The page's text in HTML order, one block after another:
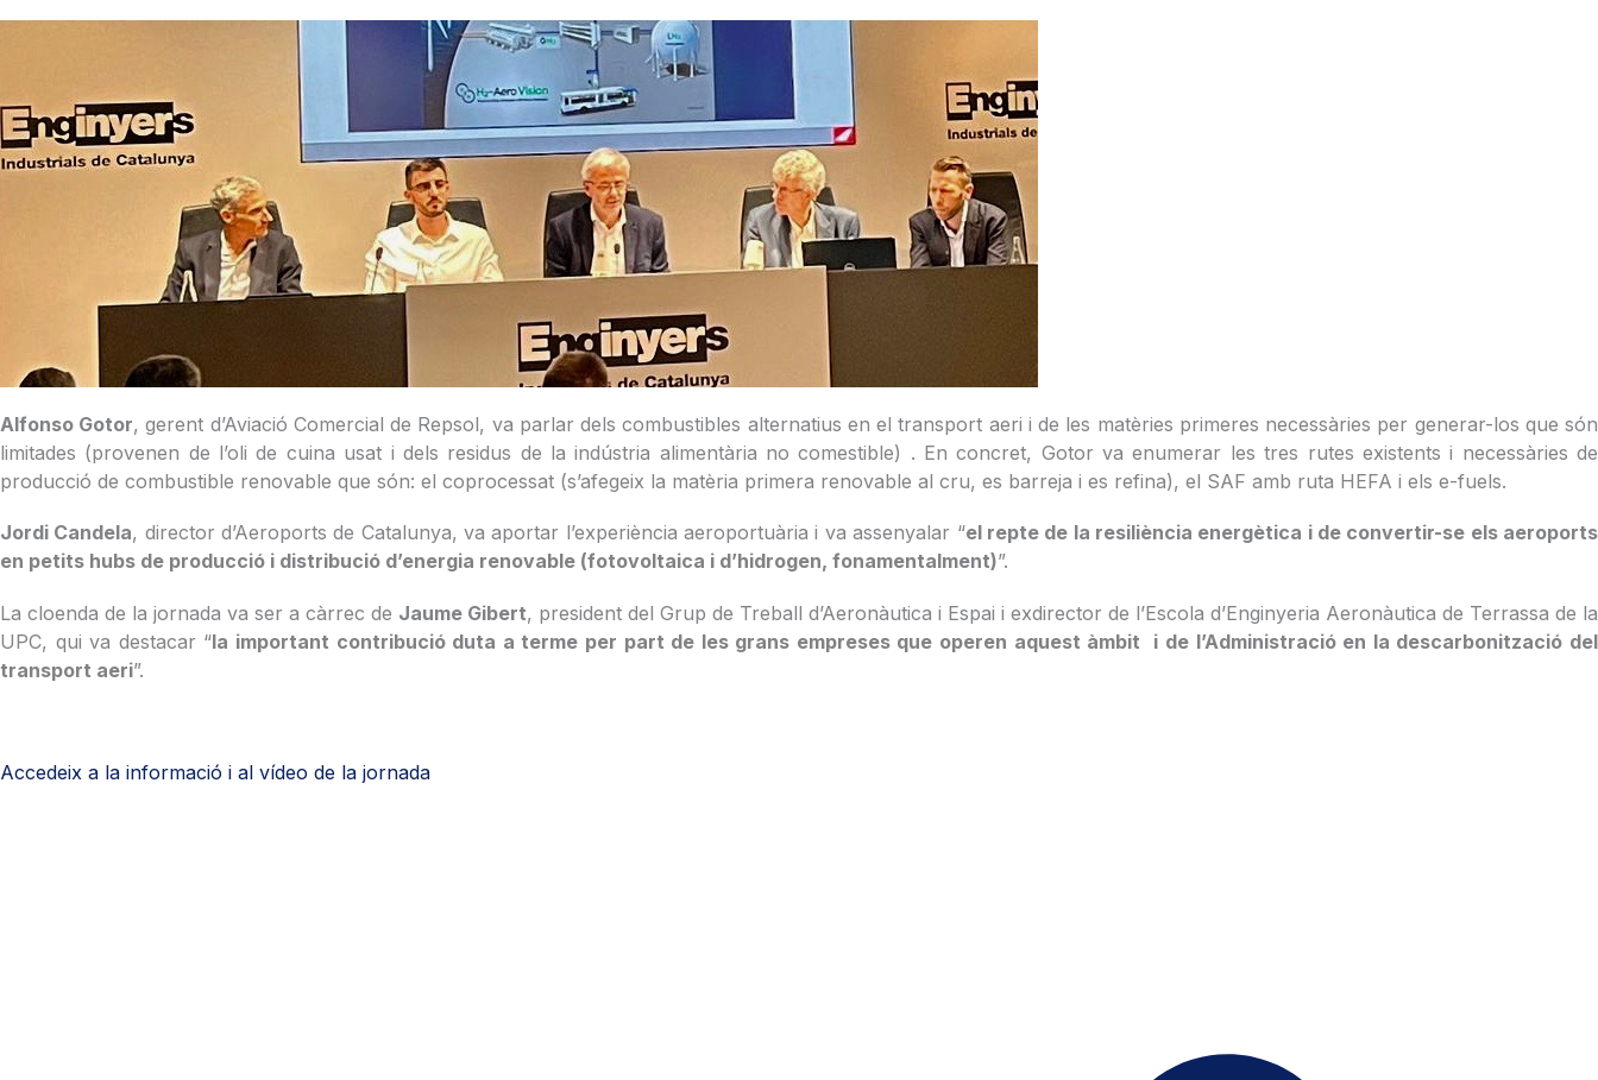
Alfonso Gotor, gerent d’Aviació Comercial de Repsol, va parlar dels combustibles alternatius en el transport aeri i de les matèries primeres necessàries per generar-los que són
limitades (provenen de l’oli de cuina usat i dels residus de la indústria alimentària no comestible) . En concret, Gotor va enumerar les tres rutes existents i necessàries de
producció de combustible renovable que són: el coprocessat (s’afegeix la matèria primera renovable al cru, es barreja i es refina), el SAF amb ruta HEFA i els e-fuels.
Jordi Candela, director d’Aeroports de Catalunya, va aportar l’experiència aeroportuària i va assenyalar “el repte de la resiliència energètica i de convertir-se els aeroports
en petits hubs de producció i distribució d’energia renovable (fotovoltaica i d’hidrogen, fonamentalment)”.
La cloenda de la jornada va ser a càrrec de Jaume Gibert, president del Grup de Treball d’Aeronàutica i Espai i exdirector de l’Escola d’Enginyeria Aeronàutica de Terrassa de la
UPC, qui va destacar “la important contribució duta a terme per part de les grans empreses que operen aquest àmbit i de l’Administració en la descarbonització del
transport aeri”.
Accedeix a la informació i al vídeo de la jornada